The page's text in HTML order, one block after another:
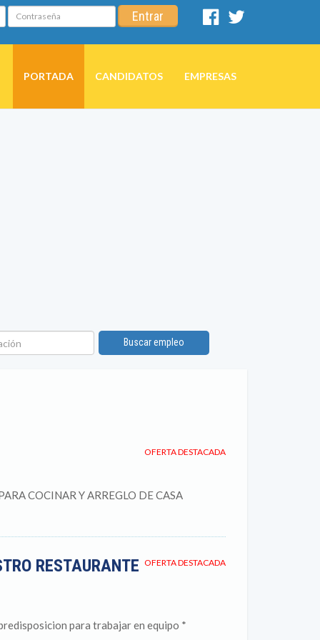
Contraseña Entrar
Facebook
PORTADA CANDIDATOS EMPRESAS
Buscar empleo
OFERTA DESTACADA
COCINAR Y ARREGLO DE CASA
OFERTA DESTACADA
RESTAURANTE
para trabajar en equipo *